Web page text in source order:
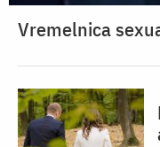
Vremelnica